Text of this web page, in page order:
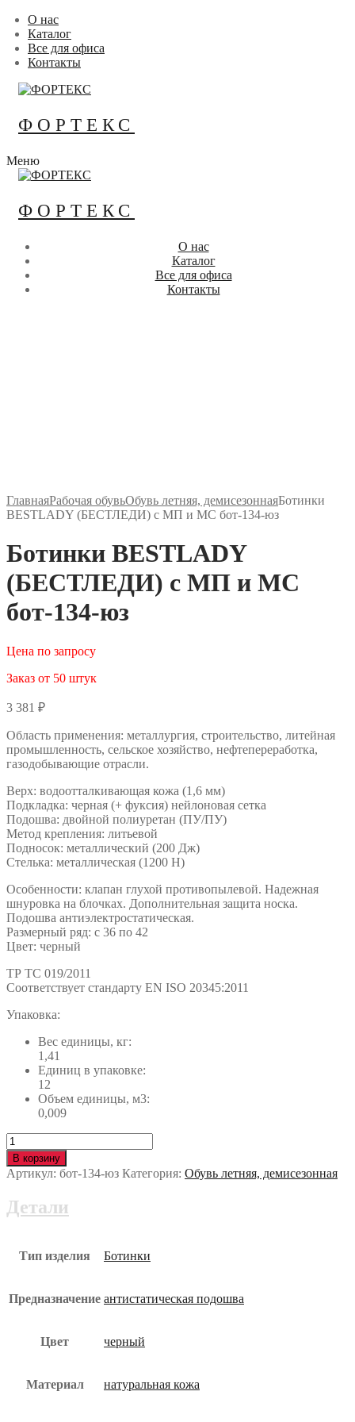
Перейти
содержимому
Меню
Закрыть
О нас
Каталог
Все для офиса
Контакты
ФОРТЕКС
Меню
ФОРТЕКС
О нас
Каталог
Все для офиса
Контакты
ГлавнаяРабочая обувьОбувь летняя, демисезоннаяБотинки
BESTLADY (БЕСТЛЕДИ) с МП и МС бот-134-юз
Ботинки BESTLADY
(БЕСТЛЕДИ) с МП и МС
бот-134-юз
Цена по запросу
Заказ от 50 штук
3 381 ₽
Область применения: металлургия, строительство, литейная
промышленность, сельское хозяйство, нефтепереработка,
газодобывающие отрасли.
Верх: водоотталкивающая кожа (1,6 мм)
Подкладка: черная (+ фуксия) нейлоновая сетка
Подошва: двойной полиуретан (ПУ/ПУ)
Метод крепления: литьевой
Подносок: металлический (200 Дж)
Стелька: металлическая (1200 Н)
Особенности: клапан глухой противопылевой. Надежная
шнуровка на блочках. Дополнительная защита носка.
Подошва антиэлектростатическая.
Размерный ряд: с 36 по 42
Цвет: черный
ТР ТС 019/2011
Cоответствует стандарту EN ISO 20345:2011
Упаковка:
Вес единицы, кг:
1,41
Единиц в упаковке:
12
Объем единицы, м3:
0,009
Количество
Ботинки
BESTLADY
(БЕСТЛЕДИ)
МП
бот-134-
В корзину
Артикул: бот-134-юз Категория: Обувь летняя, демисезонная
Детали
Тип изделия Ботинки
Предназначение антистатическая подошва
Цвет черный
Материал натуральная кожа